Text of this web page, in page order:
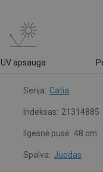
UV apsauga
Serija: Catia
Indeksas: 21314885
Ilgesnė pusė: 48 cm
Spalva: Juodas